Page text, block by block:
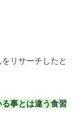
リサーチしたと
事とは違う食習